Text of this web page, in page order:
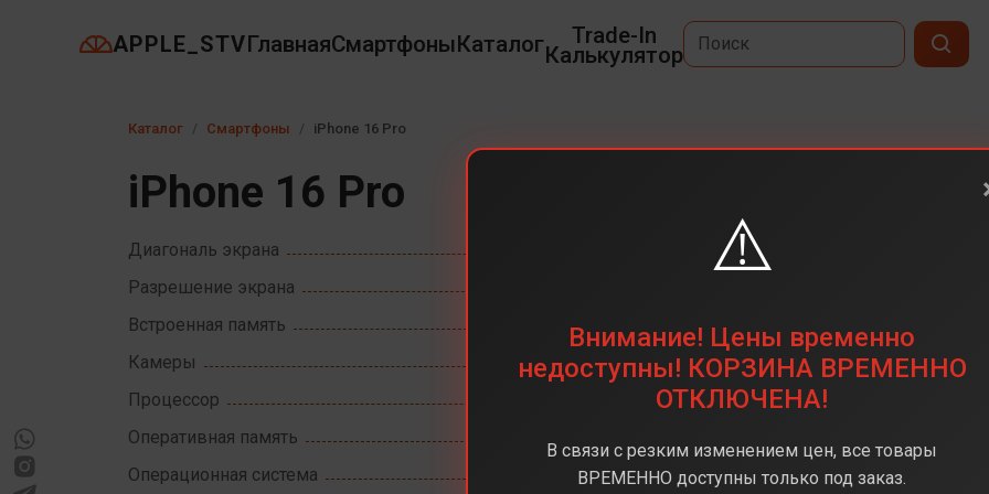
APPLE_STVГлавнаяСмартфоныКаталог Trade-In
Калькулятор
Каталог Смартфоны iPhone 16 Pro
iPhone 16 Pro
Диагональ экрана
Разрешение экрана
Встроенная память
Камеры
48 + 48 + 12 (тройная)
Процессор
Apple A18
Оперативная память
Операционная система
iOS 18
⚠️
Внимание! Цены временно
недоступны! КОРЗИНА ВРЕМЕННО
ОТКЛЮЧЕНА!
В связи с резким изменением цен, все товары
ВРЕМЕННО доступны только под заказ.